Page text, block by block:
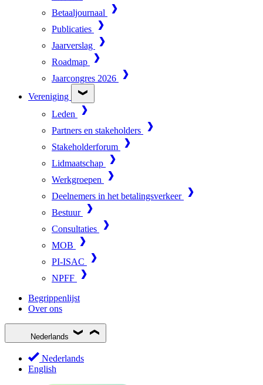
Betaaljournaal
Publicaties
Jaarverslag
Roadmap
Jaarcongres 2026
Vereniging
Leden
Partners en stakeholders
Stakeholderforum
Lidmaatschap
Werkgroepen
Deelnemers in het betalingsverkeer
Bestuur
Consultaties
MOB
PI-ISAC
NPFF
Begrippenlijst
Over ons
Nederlands
Nederlands
English